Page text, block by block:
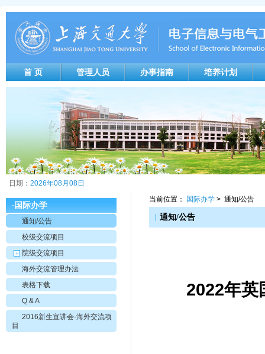
首 页 管理人员 办事指南 培养计划
日期： 2026年08月08日
· 国际办学
通知/公告
校级交流项目
+
院级交流项目
海外交流管理办法
表格下载
Q & A
2016新生宣讲会-海外交流项
目
当前位置： 国际办学 > 通知/公告
通知/公告
2022年英